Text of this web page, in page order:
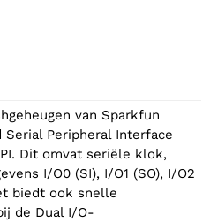
van Sparkfun
Peripheral Interface
Dit omvat seriële klok,
I/O0 (SI), I/O1 (SO), I/O2
biedt ook snelle
de Dual I/O-